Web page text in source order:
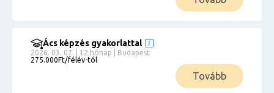
Ács képzés gyakorlattal
2026. 03. 07. | 12 hónap | Budapest
275.000Ft/félév-tól
Tovább